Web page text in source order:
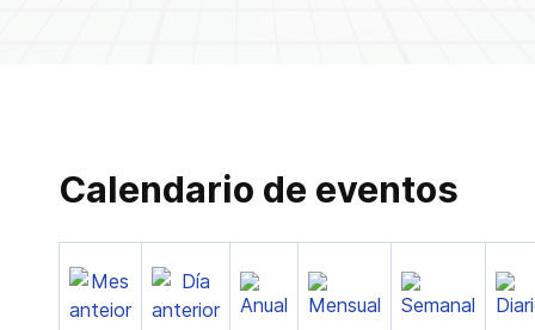
Calendario de eventos